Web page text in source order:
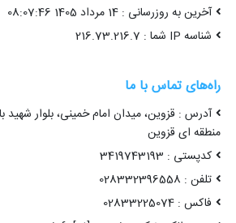
آخرین به روزرسانی : 14 مرداد 1405 08:07:46
شناسه IP شما : 216.73.216.7
راه‌های تماس با ما
آدرس : قزوین، میدان امام خمینی، بلوار شهید
منطقه ای قزوین
کدپستی : 3419743193
تلفن : 028332396558
فاکس : 02833225074